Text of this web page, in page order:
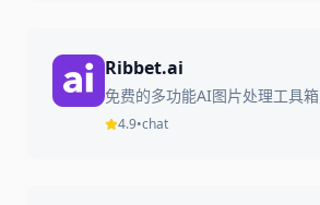
Ribbet.ai
免费的多功能AI图片处理工具箱
4.9•chat